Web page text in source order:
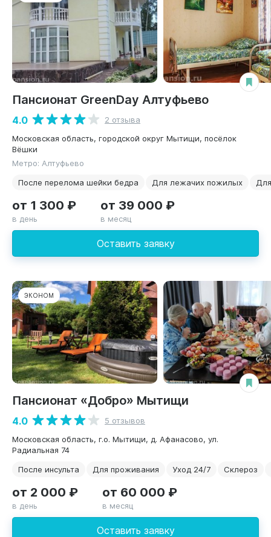
Пансионат GreenDay Алтуфьево
4.0
2 отзыва
Московская область, городской округ Мытищи, посёлок
Вёшки
Метро: Алтуфьево
После перелома шейки бедра
Для лежачих пожилых
Оставить заявку
от 1 300 ₽
в день
от 39 000 ₽
в месяц
ЭКОНОМ
Пансионат «Добро» Мытищи
4.0
5 отзывов
Московская область, г.о. Мытищи, д. Афанасово, ул.
Радиальная 74
После инсульта
Для проживания Уход 24/7 Склероз
Оставить заявку
от 2 000 ₽
в день
от 60 000 ₽
в месяц